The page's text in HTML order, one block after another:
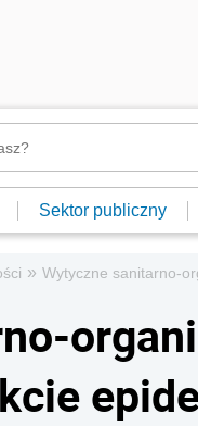
Sektor publiczny
» Wytyczne sanitarno-